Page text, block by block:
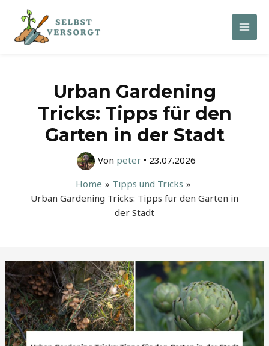
Inhalt
springen
Main
Urban Gardening
Tricks: Tipps für den
Garten in der Stadt
Von peter • 23.07.2026
Home
Tipps und Tricks
Urban Gardening Tricks: Tipps für den Garten in
der Stadt